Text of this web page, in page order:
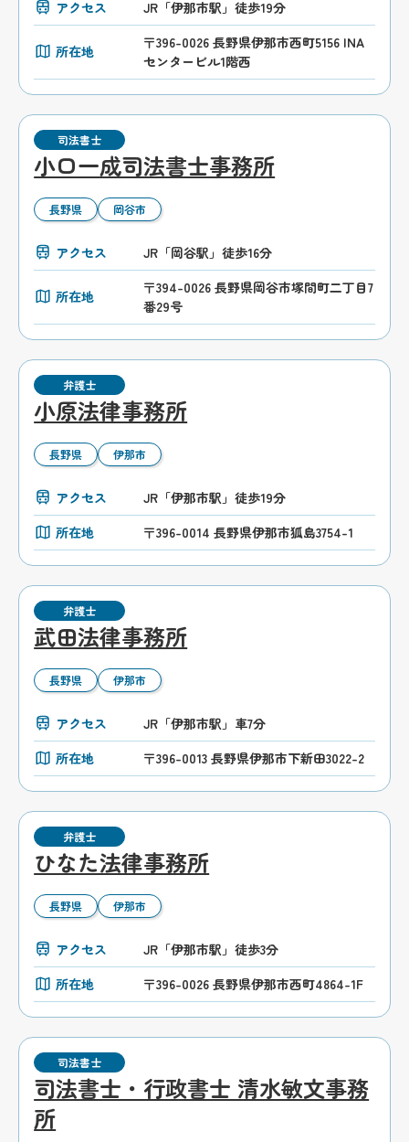
アクセス JR「伊那市駅」徒歩19分
所在地
〒396-0026 長野県伊那市西町5156 INA
センタービル1階西
司法書士
小口一成司法書士事務所
長野県 岡谷市
アクセス JR「岡谷駅」徒歩16分
所在地
〒394-0026 長野県岡谷市塚間町二丁目7
番29号
弁護士
小原法律事務所
長野県 伊那市
アクセス
JR「伊那市駅」徒歩19分
所在地
〒396-0014 長野県伊那市狐島3754-1
弁護士
武田法律事務所
長野県 伊那市
アクセス
JR「伊那市駅」車7分
所在地
〒396-0013 長野県伊那市下新田3022-2
弁護士
ひなた法律事務所
長野県 伊那市
アクセス
JR「伊那市駅」徒歩3分
所在地
〒396-0026 長野県伊那市西町4864-1F
司法書士
司法書士・行政書士 清水敏文事務
所